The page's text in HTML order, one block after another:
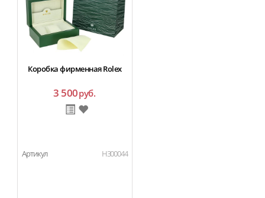
Коробка фирменная Rolex
3 500руб.
Артикул H300044